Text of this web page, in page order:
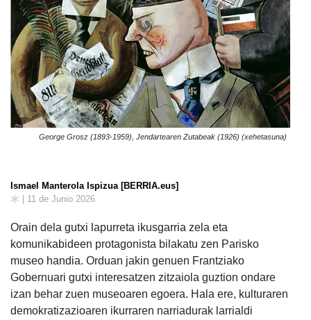
George Grosz (1893-1959), Jendartearen Zutabeak (1926) (xehetasuna)
Ismael Manterola Ispizua [BERRIA.eus]
| 11 de Junio 2026
Orain dela gutxi lapurreta ikusgarria zela eta
komunikabideen protagonista bilakatu zen Parisko
museo handia. Orduan jakin genuen Frantziako
Gobernuari gutxi interesatzen zitzaiola guztion ondare
izan behar zuen museoaren egoera. Hala ere, kulturaren
demokratizazioaren ikurraren narriadurak larrialdi